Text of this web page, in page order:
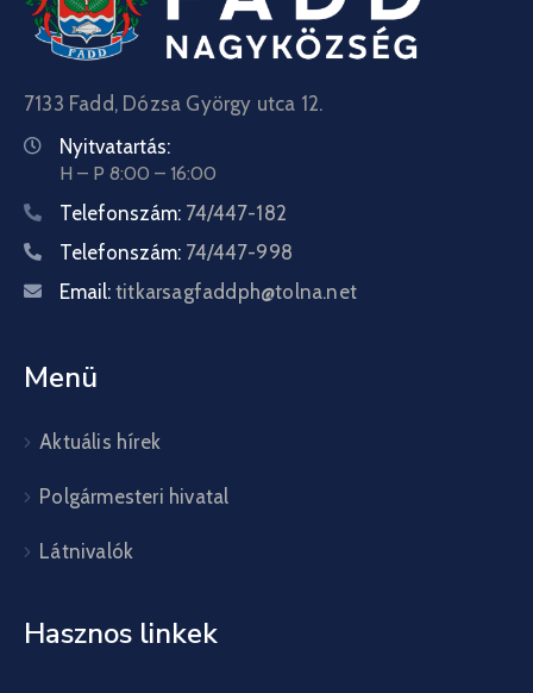
7133 Fadd, Dózsa György utca 12.
Nyitvatartás:
H – P 8:00 – 16:00
Telefonszám: 74/447-182
Telefonszám: 74/447-998
Email: titkarsagfaddph@tolna.net
Menü
Aktuális hírek
Polgármesteri hivatal
Látnivalók
Hasznos linkek